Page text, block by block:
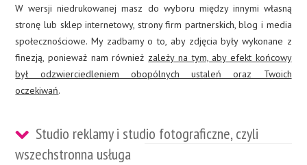
W wersji niedrukowanej masz do wyboru między innymi własną
stronę lub sklep internetowy, strony firm partnerskich, blog i media
społecznościowe. My zadbamy o to, aby zdjęcia były wykonane z
finezją, ponieważ nam również zależy na tym, aby efekt końcowy
był odzwierciedleniem obopólnych ustaleń oraz Twoich
oczekiwań.
Studio reklamy i studio fotograficzne, czyli
wszechstronna usługa